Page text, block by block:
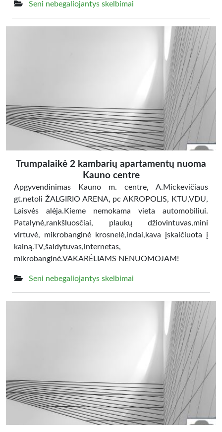
Seni nebegaliojantys skelbimai
Trumpalaikė 2 kambarių apartamentų nuoma
Kauno centre
Apgyvendinimas Kauno m. centre, A.Mickevičiaus
gt.netoli ŽALGIRIO ARENA, pc AKROPOLIS, KTU,VDU,
Laisvės alėja.Kieme nemokama vieta automobiliui.
Patalynė,rankšluosčiai, plaukų džiovintuvas,mini
virtuvė, mikrobanginė krosnelė,indai,kava įskaičiuota į
kainą.TV,šaldytuvas,internetas,
mikrobanginė.VAKARĖLIAMS NENUOMOJAM!
Seni nebegaliojantys skelbimai